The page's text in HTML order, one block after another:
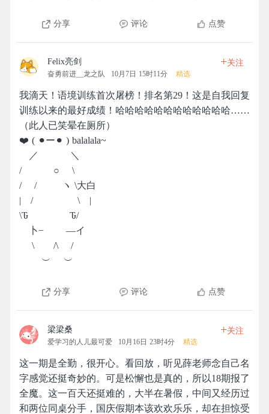
分享 评论 点赞
Felix亮剑
奋勇前进__龙之队 10月7日 15时11分 精选
+关注
我滴天！语境训练首次屠榜！排名第29！这是自我回复
训练以来的最好成绩！哈哈哈哈哈哈哈哈哈哈哈哈……
（此人已笑晕在厕所）
❤️ ( ⚫︎ー⚫︎ ) balalala~
／ ＼
/ ○ \
/ / ヽ \大白
| / \ |
\Ԏ Ԏ/
卜− ―イ
\ /\ /
︶ ︶
分享 评论 点赞
梁梁桑
爱学习的人儿最可爱 10月16日 23时4分 精选
+关注
这一期是全勤，很开心。看回放，听见薛老师念自己名
字感觉还挺奇妙的。可是松懈也是真的，所以18期报了
全魔。这一百天还挺难的，大半在暑假，中间又经历过
和两位同桌分手，国庆假期本该欢欢乐乐，却在担惊受